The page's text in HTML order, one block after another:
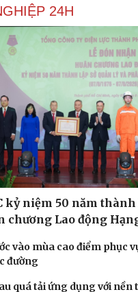
24H
kỷ niệm 50 năm thành
chương Lao động
vào mùa cao điểm phục
đường
quá tải ứng dụng với nền